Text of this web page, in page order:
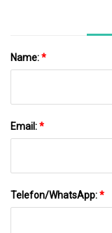
Name:*
Email:*
Telefon/WhatsApp:*